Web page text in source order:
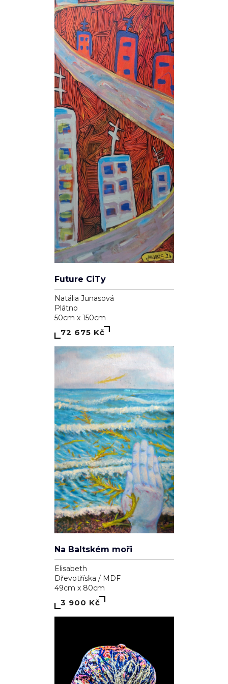
Future CiTy
Natália Junasová
Plátno
50cm x 150cm
72 675 Kč
Na Baltském moři
Elisabeth
Dřevotříska / MDF
49cm x 80cm
3 900 Kč